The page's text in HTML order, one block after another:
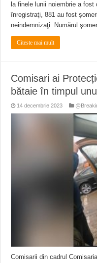
la finele lunii noiembrie a
înregistraţi, 881 au fost
neindemnizaţi. Numărul
Citeste mai mult
Comisari ai
bătaie în timpul
14 decembrie 2023
Comisarii din cadrul